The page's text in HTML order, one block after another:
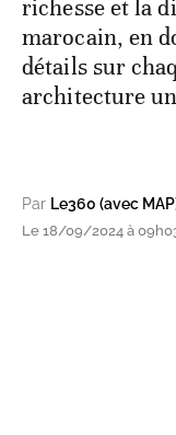
richesse et la
marocain, en
détails sur
architecture
Par Le360 (avec
Le 18/09/2024 à